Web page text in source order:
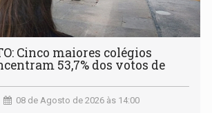
Cinco maiores colégios
53,7% dos votos de
08 de Agosto de 2026 às 14:00